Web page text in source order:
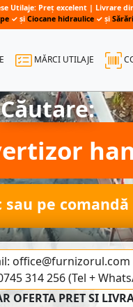
Căutare:
pe comandă
office@furnizorul.com
314 256 (Tel +
OFERTA PRET SI
Utilaje: Preț excelent | Livrare
✓ și Ciocane hidraulice ✓ și
MĂRCI UTILAJE